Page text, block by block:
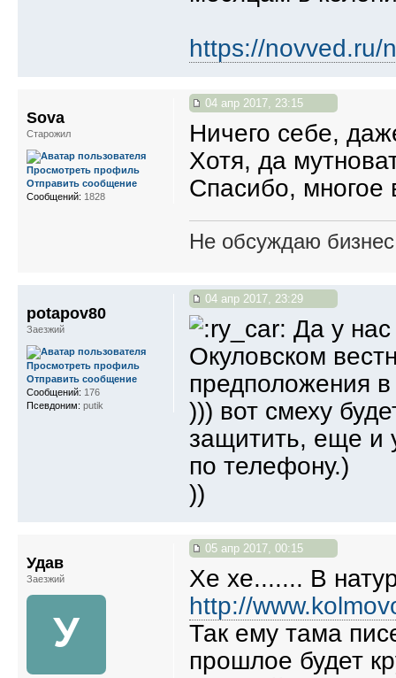
https://novved.ru/
04 апр 2017, 23:15
Ничего себе,
Хотя, да
Спасибо, многое
Не обсуждаю
Sova
Старожил
Просмотреть профиль
Отправить сообщение
Сообщений: 1828
04 апр 2017, 23:29
Да у нас
Окуловском
предположения
))) вот смеху
защитить, еще и
по телефону.)
))
potapov80
Заезжий
Просмотреть профиль
Отправить сообщение
Сообщений: 176
Псевдоним: putik
05 апр 2017, 00:15
Хе хе....... В
http://
Так ему тама
прошлое будет
Удав
Заезжий
У